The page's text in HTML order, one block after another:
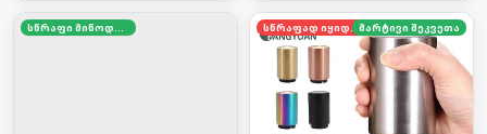
სწრაფი მიწოდება სწრაფად იყიდებამარტივი შეკვეთა